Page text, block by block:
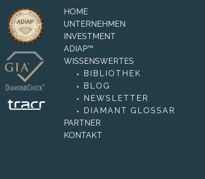
HOME
UNTERNEHMEN
INVESTMENT
ADIAP™
WISSENSWERTES
BIBLIOTHEK
BLOG
NEWSLETTER
DIAMANT GLOSSAR
PARTNER
KONTAKT